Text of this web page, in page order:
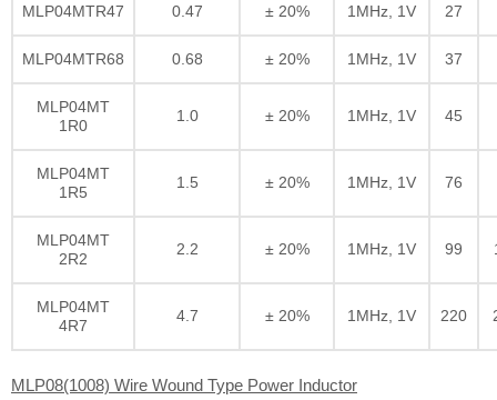
MLP04MTR47 0.47 ± 20% 1MHz, 1V 27
MLP04MTR68 0.68 ± 20% 1MHz, 1V 37
MLP04MT
1R0
1.0 ± 20% 1MHz, 1V 45
MLP04MT
1R5
1.5 ± 20% 1MHz, 1V 76
MLP04MT
2R2
2.2 ± 20% 1MHz, 1V 99
MLP04MT
4R7
4.7 ± 20% 1MHz, 1V 220
MLP08(1008) Wire Wound Type Power Inductor